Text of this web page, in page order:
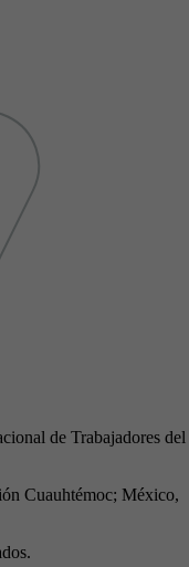
de Trabajadores del
Cuauhtémoc; México,